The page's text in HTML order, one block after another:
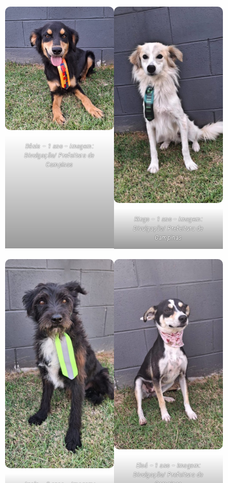
Dênis – 1 ano – imagem:
Divulgação/ Prefeitura de
Campinas
Ringo – 1 ano – imagem:
Divulgação/ Prefeitura de
Campinas
Eloá – 1 ano – Imagem:
Divulgação/ Prefeitura de